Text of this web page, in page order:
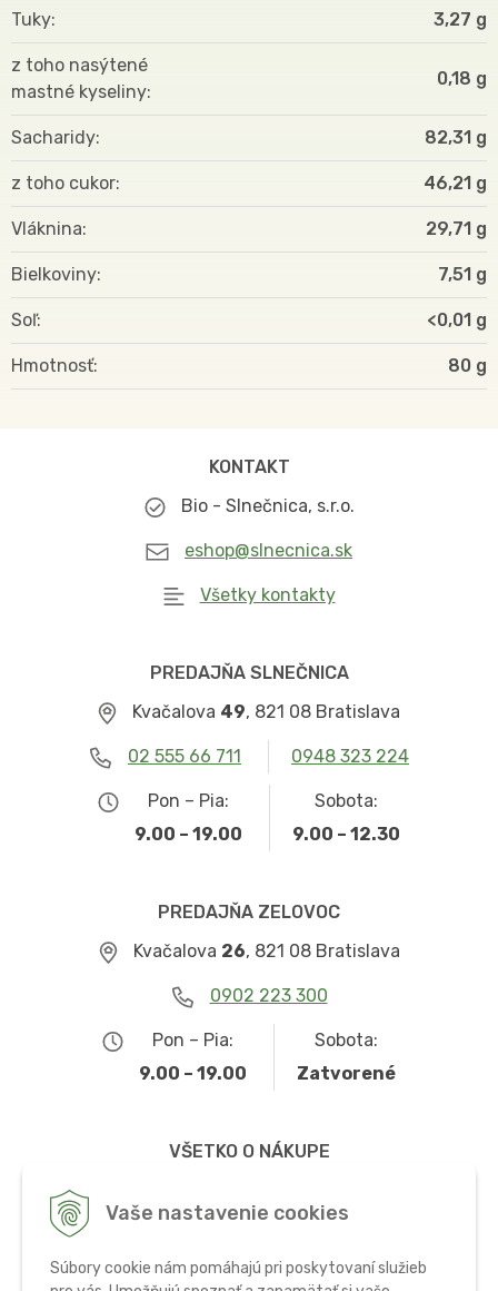
Vaše nastavenie cookies
Súbory cookie nám pomáhajú pri poskytovaní služieb
Tuky 3,27 g
z toho nasýtené
mastné kyseliny
0,18 g
Sacharidy 82,31 g
z toho cukor 46,21 g
Vláknina 29,71 g
Bielkoviny 7,51 g
Soľ <0,01 g
Hmotnosť 80
KONTAKT
Bio - Slnečnica, s.r.o.
eshop@slnecnica.sk
Všetky kontakty
PREDAJŇA SLNEČNICA
Kvačalova 49, 821 08 Bratislava
02 555 66 711 0948 323 224
Pon – Pia:
9.00 – 19.00
Sobota:
9.00 – 12.30
PREDAJŇA ZELOVOC
Kvačalova 26, 821 08 Bratislava
0902 223 300
Pon – Pia:
9.00 – 19.00
Sobota:
Zatvorené
VŠETKO O NÁKUPE
Ochrana osobných údajov